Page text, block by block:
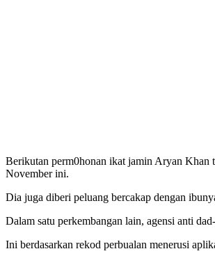
Berikutan perm0honan ikat jamin Aryan Khan
November ini.
Dia juga diberi peluang bercakap dengan
Dalam satu perkembangan lain, agensi anti
Ini berdasarkan rekod perbualan menerusi